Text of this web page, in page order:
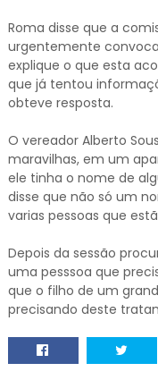
Roma disse que a
urgentemente
explique o que esta
que já tentou
obteve resposta.
O vereador Alberto
maravilhas, em um
ele tinha o nome de
disse que não só um
varias pessoas que
Depois da sessão
uma pesssoa que
que o filho de um
precisando deste